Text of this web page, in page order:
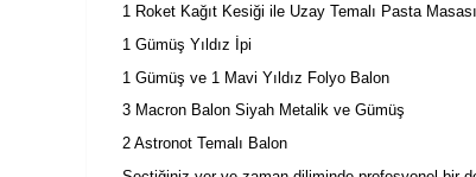
1 Roket Kağıt Kesiği ile Uzay Temalı Pasta Masası
1 Gümüş Yıldız İpi
1 Gümüş ve 1 Mavi Yıldız Folyo Balon
3 Macron Balon Siyah Metalik ve Gümüş
2 Astronot Temalı Balon